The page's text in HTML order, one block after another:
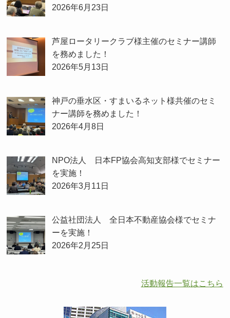
2026年6月23日
芦屋ロータリークラブ様主催のセミナー講師
を務めました！
2026年5月13日
神戸の垂水区・すまいるネット様共催のセミ
ナー講師を務めました！
2026年4月8日
NPO法人 日本FP協会高知支部様でセミナー
を実施！
2026年3月11日
公益社団法人 全日本不動産協会様でセミナ
ーを実施！
2026年2月25日
活動報告一覧はこちら